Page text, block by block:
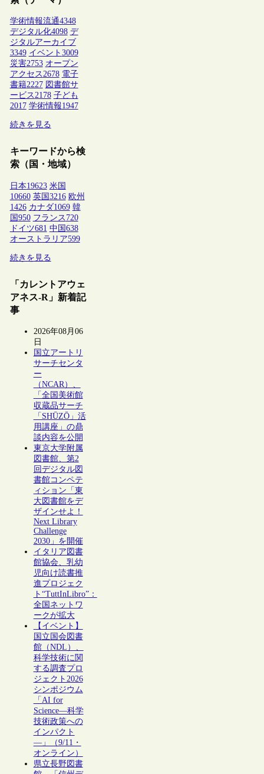
学術情報流通4348
デジタル化4098 デ
ジタルアーカイブ
3349 イベント 3009
災害2753 オープン
アクセス2678 電子
書籍2227 図書館サ
ービス2178 子ども
2017 学術情報1947
続きを見る
キーワードから検
索（国・地域）
日本19623 米国
10660 英国3216 欧州
1426 カナダ1069 韓
国950 フランス 720
ドイツ681 中国638
オーストラリア599
続きを見る
「カレントアウェ
アネス-R」新着記
事
2026年08月06
日
国立アートリ
サーチセンタ
ー
（NCAR）、
「全国美術館
収蔵品サーチ
「SHŪZŌ」活
用講座」の鼎
談内容を公開
東京大学附属
図書館、第2
回デジタル図
書館コンペテ
ィション「東
大図書館をデ
ザインせよ！
Next Library
Challenge
2030」を開催
イタリア図書
館協会、乳幼
児向け読書推
進プロジェク
ト“TuttInLibro”：
全国ネットワ
ークが拡大
【イベント】
国立国会図書
館（NDL）、
科学技術に関
する調査プロ
ジェクト2026
シンポジウム
「AI for
Science―科学
技術政策への
インパクト
―」（9/11・
オンライン）
県立長野図書